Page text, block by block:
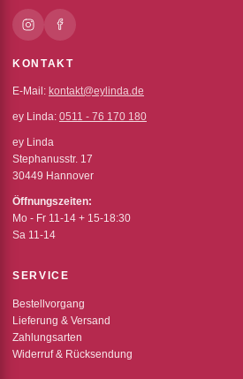
KONTAKT
E-Mail: kontakt@eylinda.de
ey Linda: 0511 - 76 170 180
ey Linda
Stephanusstr. 17
30449 Hannover
Öffnungszeiten:
Mo - Fr 11-14 + 15-18:30
Sa 11-14
SERVICE
Bestellvorgang
Lieferung & Versand
Zahlungsarten
Widerruf & Rücksendung